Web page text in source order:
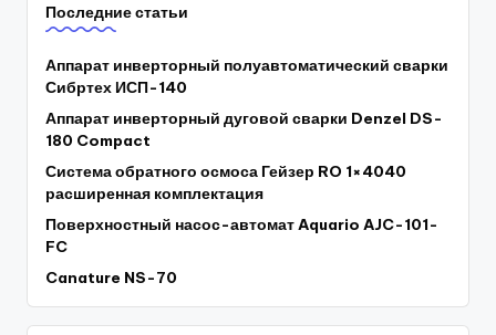
Последние статьи
Аппарат инверторный полуавтоматический сварки
Сибртех ИСП-140
Аппарат инверторный дуговой сварки Denzel DS-
180 Compact
Система обратного осмоса Гейзер RO 1×4040
расширенная комплектация
Поверхностный насос-автомат Aquario AJC-101-
FC
Canature NS-70